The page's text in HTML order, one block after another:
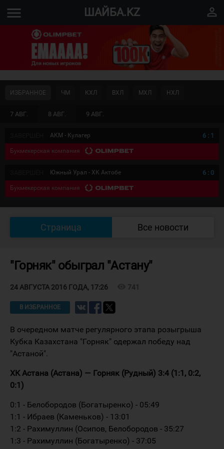
menu ШАЙБА.KZ perm_identity
7 АВГ. 8 АВГ. 9 АВГ.
ИЗБРАННОЕ ЧМ КХЛ ВХЛ МХЛ НХЛ
АКМ - Кулагер 6 : 1
Букмекерская компания
Южный Урал - ХК Актобе 6 : 0
Букмекерская компания
Страница Все новости
"Горняк" обыграл "Астану"
24 АВГУСТА 2016 ГОДА, 17:26 741
В ИЗБРАННОЕ
В очередном матче регулярного этапа розыгрыша
Кубка Казахстана "Горняк" одержал победу над
"Астаной".
ХК Астана (Астана) — Горняк (Рудный) 3:4 (1:1, 0:2,
0:1)
0:1 - Белобородов (Богатыренко) - 05:49
1:1 - Ибраев (Каменьков) - 13:01
1:2 - Рахимуллин (Осипов, Белобородов - 35:27
1:3 - Рахимуллин (Богатыренко) - 37:05